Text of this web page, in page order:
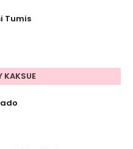
Tumis
KAKSUE